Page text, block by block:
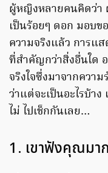
ผู้หญิงหลายคนคิดว่า
เป็นร้อยๆ ดอก มอบ
ความจริงแล้ว การแ
ที่สำคัญกว่าสิ่งอื่นใด
จริงใจซึ่งมาจากคว
ว่าแต่จะเป็นอะไรบ้า
ไม่ ไปเช็กกันเลย…
1. เขาฟังคุณมา